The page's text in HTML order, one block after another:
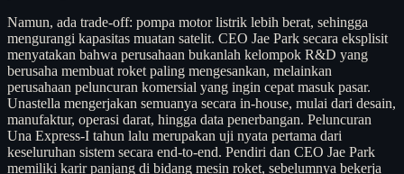
Namun, ada trade-off: pompa motor listrik lebih berat, sehingga
mengurangi kapasitas muatan satelit. CEO Jae Park secara eksplisit
menyatakan bahwa perusahaan bukanlah kelompok R&D yang
berusaha membuat roket paling mengesankan, melainkan
perusahaan peluncuran komersial yang ingin cepat masuk pasar.
Unastella mengerjakan semuanya secara in-house, mulai dari desain,
manufaktur, operasi darat, hingga data penerbangan. Peluncuran
Una Express-I tahun lalu merupakan uji nyata pertama dari
keseluruhan sistem secara end-to-end. Pendiri dan CEO Jae Park
memiliki karir panjang di bidang mesin roket, sebelumnya bekerja